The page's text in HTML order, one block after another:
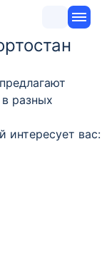
разных
интересует вас: